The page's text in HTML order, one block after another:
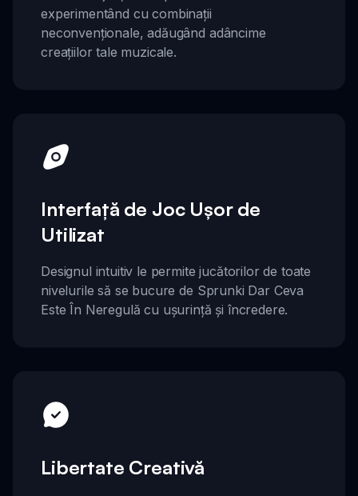
experimentând cu combinații
neconvenționale, adăugând adâncime
creațiilor tale muzicale.
Interfață de Joc Ușor de
Utilizat
Designul intuitiv le permite jucătorilor de toate
nivelurile să se bucure de Sprunki Dar Ceva
Este În Neregulă cu ușurință și încredere.
Libertate Creativă